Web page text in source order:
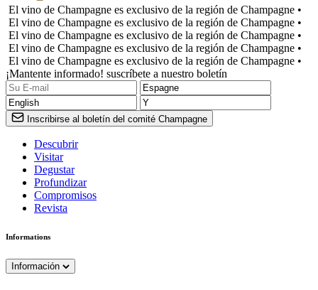
El vino de Champagne es exclusivo de la región de Champagne •
El vino de Champagne es exclusivo de la región de Champagne •
El vino de Champagne es exclusivo de la región de Champagne •
El vino de Champagne es exclusivo de la región de Champagne •
El vino de Champagne es exclusivo de la región de Champagne •
¡Mantente informado! suscríbete a nuestro boletín
Inscribirse al boletín del comité Champagne
Descubrir
Visitar
Degustar
Profundizar
Compromisos
Revista
Informations
Información